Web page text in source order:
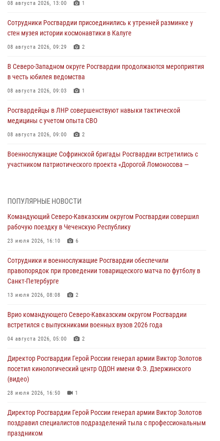
08 августа 2026, 13:00 1
Сотрудники Росгвардии присоединились к утренней разминке у
стен музея истории космонавтики в Калуге
08 августа 2026, 09:29 2
В Северо-Западном округе Росгвардии продолжаются мероприятия
в честь юбилея ведомства
08 августа 2026, 09:03 1
Росгвардейцы в ЛНР совершенствуют навыки тактической
медицины с учетом опыта СВО
08 августа 2026, 09:00 2
Военнослужащие Софринской бригады Росгвардии встретились с
участником патриотического проекта «Дорогой Ломоносова —
исполнилось 20 лет
08 августа 2026, 07:00
Кузбассе
08 августа 2026, 07:00
В Кабардино-Балкарии сотрудники Росгвардии провели турнир по
08 августа 2026, 07:00
В Москве росгвардейцы оказали помощь медикам и девушке с
08 августа 2026, 06:32 1
ПОПУЛЯРНЫЕ НОВОСТИ
Командующий Северо-Кавказским округом Росгвардии совершил
рабочую поездку в Чеченскую Республику
23 июля 2026, 16:10 6
Сотрудники и военнослужащие Росгвардии обеспечили
правопорядок при проведении товарищеского матча по футболу в
Санкт-Петербурге
13 июля 2026, 08:08 2
Врио командующего Северо-Кавказским округом Росгвардии
встретился с выпускниками военных вузов 2026 года
04 августа 2026, 05:00 2
Директор Росгвардии Герой России генерал армии Виктор Золотов
посетил кинологический центр ОДОН имени Ф.Э. Дзержинского
(видео)
28 июля 2026, 16:50 1
Директор Росгвардии Герой России генерал армии Виктор Золотов
поздравил специалистов подразделений тыла с профессиональным
праздником